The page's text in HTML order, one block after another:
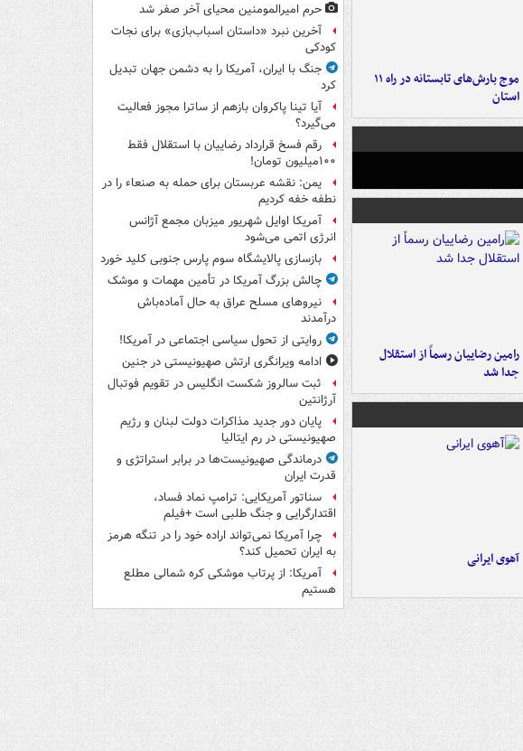
موج بارش‌های تابستانه در راه ۱۱
استان
رامین رضاییان رسماً از استقلال
جدا شد
آهوی ایرانی
حرم امیرالمومنین محیای آخر صفر شد
آخرین نبرد «داستان اسباب‌بازی» برای نجات
کودکی
جنگ با ایران، آمریکا را به دشمن جهان تبدیل
کرد
آیا تینا پاکروان بازهم از ساترا مجوز فعالیت
می‌گیرد؟
رقم فسخ قرارداد رضاییان با استقلال فقط
۱۰۰میلیون تومان!
یمن: نقشه عربستان برای حمله به صنعاء را در
نطفه خفه کردیم
آمریکا اوایل شهریور میزبان مجمع آژانس
انرژی اتمی می‌شود
بازسازی پالایشگاه سوم پارس جنوبی کلید خورد
چالش بزرگ آمریکا در تأمین مهمات و موشک
نیروهای مسلح عراق به حال آماده‌باش
درآمدند
روایتی از تحول سیاسی اجتماعی در آمریکا!
ادامه ویرانگری ارتش صهیونیستی در جنین
ثبت سالروز شکست انگلیس در تقویم فوتبال
آرژانتین
پایان دور جدید مذاکرات دولت لبنان و رژیم
صهیونیستی در رم ایتالیا
درماندگی صهیونیست‌ها در برابر استراتژی و
قدرت ایران
سناتور آمریکایی: ترامپ نماد فساد،
اقتدارگرایی و جنگ طلبی است +فیلم
چرا آمریکا نمی‌تواند اراده خود را در تنگه هرمز
به ایران تحمیل کند؟
آمریکا: از پرتاب موشکی کره شمالی مطلع
هستیم